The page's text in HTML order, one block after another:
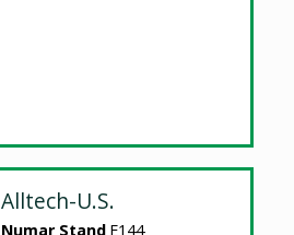
Alltech-U.S.
Numar Stand E144